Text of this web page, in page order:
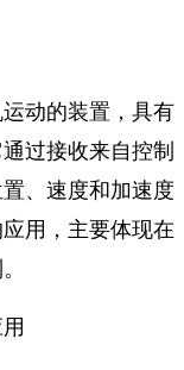
动的装置，具有
过接收来自控制
、速度和加速度
用，主要体现在